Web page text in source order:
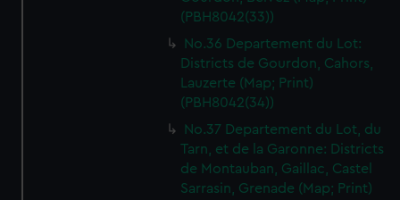
(PBH8042(33))
No.36 Departement du Lot:
Districts de Gourdon, Cahors,
Lauzerte (Map; Print)
(PBH8042(34))
No.37 Departement du Lot, du
Tarn, et de la Garonne: Districts
de Montauban, Gaillac, Castel
Sarrasin, Grenade (Map; Print)